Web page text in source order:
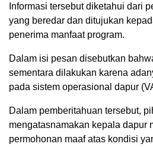
Informasi tersebut diketahui dari
yang beredar dan ditujukan
penerima manfaat program.
Dalam isi pesan disebutkan
sementara dilakukan karena
pada sistem operasional dapur
Dalam pemberitahuan tersebut,
mengatasnamakan kepala dapur
permohonan maaf atas kondisi